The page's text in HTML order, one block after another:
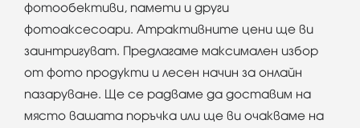
фотообективи, памети и други
фотоаксесоари. Атрактивните цени ще ви
заинтригуват. Предлагаме максимален избор
от фото продукти и лесен начин за онлайн
пазаруване. Ще се радваме да доставим на
място вашата поръчка или ще ви очакваме на